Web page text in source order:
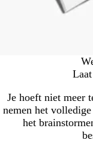
Je hoeft niet meer
nemen het
het